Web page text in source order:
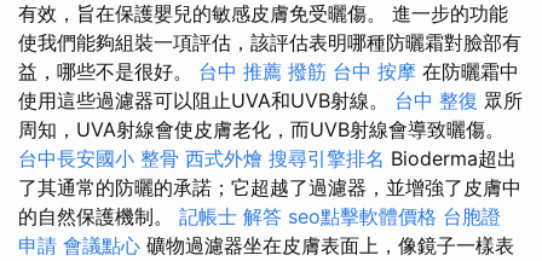
有效，旨在保護嬰兒的敏感皮膚免受曬傷。 進一步的功能
使我們能夠組裝一項評估，該評估表明哪種防曬霜對臉部有
益，哪些不是很好。 台中 推薦 撥筋 台中 按摩 在防曬霜中
使用這些過濾器可以阻止UVA和UVB射線。 台中 整復 眾所
周知，UVA射線會使皮膚老化，而UVB射線會導致曬傷。
台中長安國小 整骨 西式外燴 搜尋引擎排名 Bioderma超出
了其通常的防曬的承諾；它超越了過濾器，並增強了皮膚中
的自然保護機制。 記帳士 解答 seo點擊軟體價格 台胞證
申請 會議點心 礦物過濾器坐在皮膚表面上，像鏡子一樣表